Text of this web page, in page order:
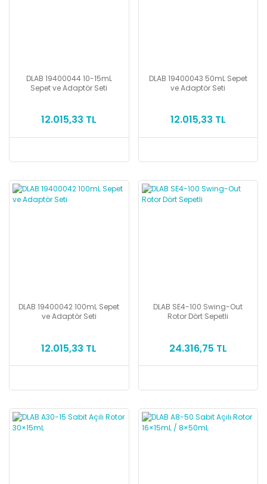
DLAB 19400044 10-15mL
Sepet ve Adaptör Seti
12.015,33 TL
DLAB 19400043 50mL Sepet
ve Adaptör Seti
12.015,33 TL
DLAB 19400042 100mL Sepet
ve Adaptör Seti
12.015,33 TL
DLAB SE4-100 Swing-Out
Rotor Dört Sepetli
24.316,75 TL